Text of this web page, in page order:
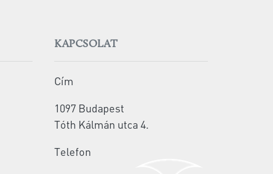
KAPCSOLAT
Cím
1097 Budapest
Tóth Kálmán utca 4.
Telefon